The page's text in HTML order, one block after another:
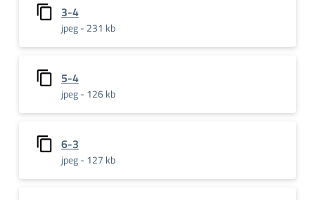
3-4
jpeg - 231 kb
5-4
jpeg - 126 kb
6-3
jpeg - 127 kb